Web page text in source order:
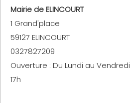
Mairie de ELINCOURT
1 Grand'place
59127 ELINCOURT
0327827209
Ouverture : Du Lundi au
17h